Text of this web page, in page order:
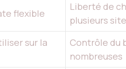
flexible
Liberté de
plusieurs
sur la
Contrôle du
nombreuses